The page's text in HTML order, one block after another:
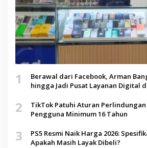
1
Berawal dari Facebook, Arman
hingga Jadi Pusat Layanan Digital
2
TikTok Patuhi Aturan Perlindungan
Pengguna Minimum 16 Tahun
3
PS5 Resmi Naik Harga 2026:
Apakah Masih Layak Dibeli?